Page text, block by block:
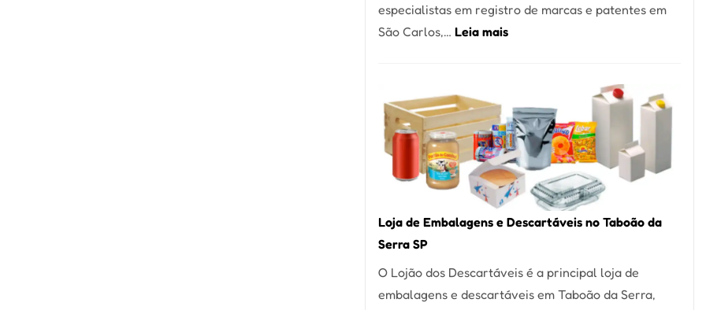
Itaim
especialistas em registro de marcas e patentes em
São Carlos,… Leia mais:
INPI
–
São
Carlos
SP
Loja de Embalagens e Descartáveis no Taboão da
Serra SP
O Lojão dos Descartáveis é a principal loja de
embalagens e descartáveis em Taboão da Serra,